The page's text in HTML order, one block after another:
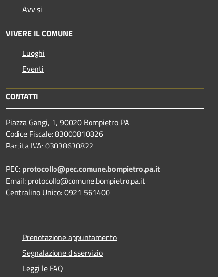
Avvisi
VIVERE IL COMUNE
Luoghi
Eventi
CONTATTI
Piazza Gangi, 1, 90020 Bompietro PA
Codice Fiscale: 83000810826
Partita IVA: 03038630822
PEC: protocollo@pec.comune.bompietro.pa.it
Email: protocollo@comune.bompietro.pa.it
Centralino Unico: 0921 561400
Prenotazione appuntamento
Segnalazione disservizio
Leggi le FAQ